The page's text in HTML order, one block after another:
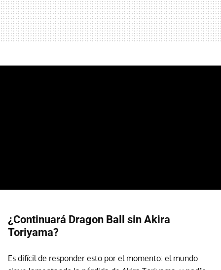
¿Continuará Dragon Ball sin Akira
Toriyama?
Es difícil de responder esto por el momento: el mundo